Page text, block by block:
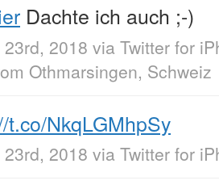
Dachte ich auch ;-)
2018 via Twitter for
Othmarsingen, Schweiz
t.co/NkqLGMhpSy
2018 via Twitter for